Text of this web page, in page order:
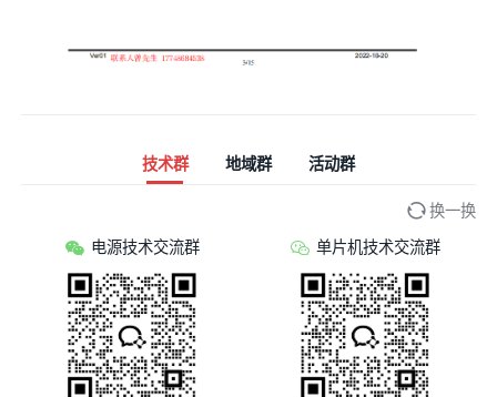
技术群 地域群 活动群
换一换
电源技术交流群 单片机技术交流群